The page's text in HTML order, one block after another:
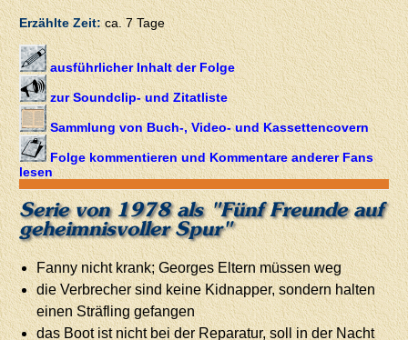
Erzählte Zeit:ca. 7 Tage
ausführlicher Inhalt der Folge
zur Soundclip- und Zitatliste
Sammlung von Buch-, Video- und Kassettencovern
Folge kommentieren und Kommentare anderer Fans
lesen
Serie von 1978 als "Fünf Freunde auf
geheimnisvoller Spur"
Fanny nicht krank; Georges Eltern müssen weg
die Verbrecher sind keine Kidnapper, sondern halten
einen Sträfling gefangen
das Boot ist nicht bei der Reparatur, soll in der Nacht